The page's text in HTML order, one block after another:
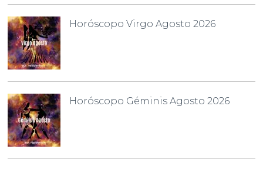
Horóscopo Virgo Agosto 2026
Horóscopo Géminis Agosto 2026